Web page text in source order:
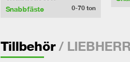
Snabbfäste 0-70ton
Tillbehör/